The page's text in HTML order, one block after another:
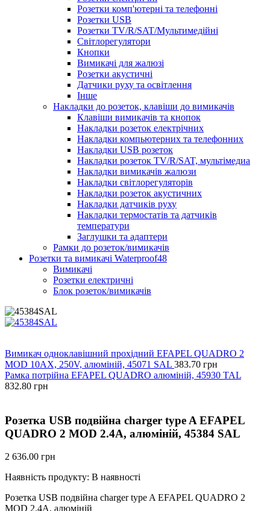
Розетки комп'ютерні та телефонні
Розетки USB
Розетки TV/R/SAT/Мультимедійні
Світлорегулятори
Кнопки
Вимикачі для жалюзі
Розетки акустичні
Датчики руху та освітлення
Інше
Накладки до розеток, клавіши до вимикачів
Клавіши вимикачів та кнопок
Накладки розеток електрічних
Накладки компьютерних та телефонних
Накладки USB розеток
Накладки розеток TV/R/SAT, мультімедиа
Накладки вимикачів жалюзи
Накладки світлорегуляторів
Накладки розеток акустичних
Накладки датчиків руху
Накладки термостатів та датчиків
температури
Заглушки та адаптери
Рамки до розеток/вимикачів
Розетки та вимикачі Waterproof48
Вимикачі
Розетки електричні
Блок розеток/вимикачів
Вимикач одноклавішний прохідний EFAPEL QUADRO 2
MOD 10АХ, 250V, алюміній, 45071 SAL 383.70 грн
Рамка потрійна EFAPEL QUADRO алюміній, 45930 TAL
832.80 грн
Розетка USB подвійна charger type A EFAPEL
QUADRO 2 MOD 2.4A, алюміній, 45384 SAL
2 636.00 грн
Наявність продукту: В наявності
Розетка USB подвійна charger type A EFAPEL QUADRO 2
MOD 2.4A, алюміній